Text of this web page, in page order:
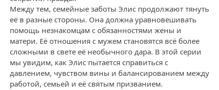
Между тем, семейные заботы Элис продолжают тянуть
её в разные стороны. Она должна уравновешивать
помощь незнакомцам с обязанностями жены и
матери. Её отношения с мужем становятся всё более
сложными в свете её необычного дара. В этой серии
мы увидим, как Элис пытается справиться с
давлением, чувством вины и балансированием между
работой, семьей и её святым призванием.